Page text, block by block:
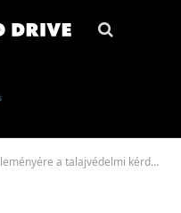
a talajvédelmi kérdőívben